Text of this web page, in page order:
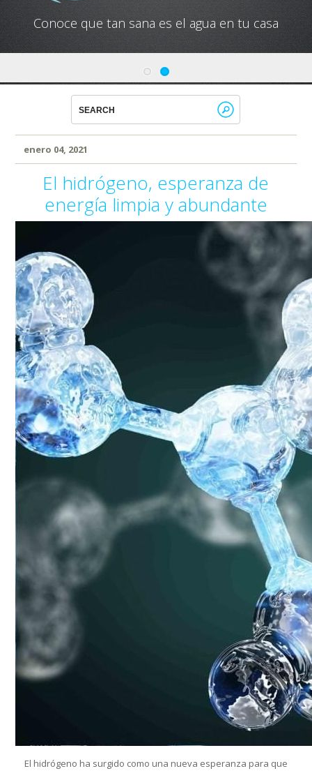
Conoce que tan sana es el agua en tu casa
Conoce cual es el mejor calentador solar de
enero 04, 2021
El hidrógeno, esperanza de
energía limpia y abundante
El hidrógeno ha surgido como una nueva esperanza para que